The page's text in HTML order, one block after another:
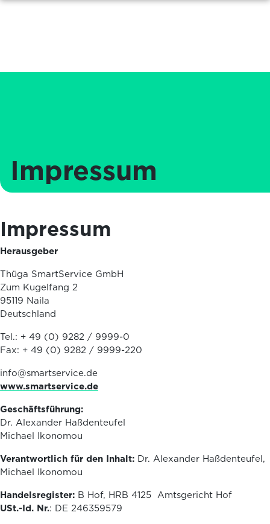
Impressum
Impressum
Herausgeber
Thüga SmartService GmbH
Zum Kugelfang 2
95119 Naila
Deutschland
Tel.: + 49 (0) 9282 / 9999-0
Fax: + 49 (0) 9282 / 9999-220
info@smartservice.de
www.smartservice.de
Geschäftsführung:
Dr. Alexander Haßdenteufel
Michael Ikonomou
Verantwortlich für den Inhalt: Dr. Alexander Haßdenteufel,
Michael Ikonomou
Handelsregister: B Hof, HRB 4125 Amtsgericht Hof
USt.-Id. Nr.: DE 246359579